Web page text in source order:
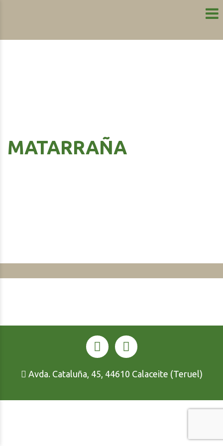
MATARRAÑA
Avda. Cataluña, 45, 44610 Calaceite (Teruel)